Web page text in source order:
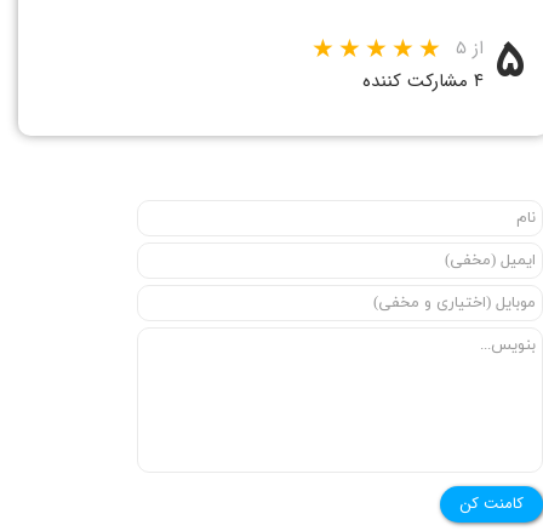
۵ از ۵
۴ مشارکت کننده
کامنت کن